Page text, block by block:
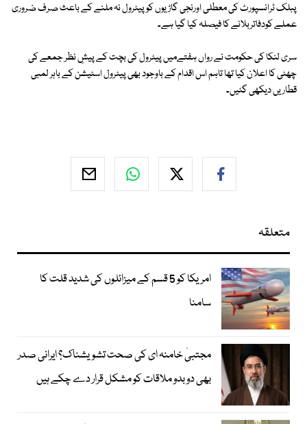
پبلک ٹرانسپورٹ کی معطلی اورنجی گاڑیوں کوپیٹرول نہ ملنے کے باعث صرف ضروری
عملے کودفاتربلانے کا فیصلہ کیا گیا ہے۔
سری لنکا کی حکومت نے رواں ہفتےمیں پیٹرول کی بچت کے پیشِ نظر جمعے کی
چھٹی کا اعلان کیا تھا تاہم اس اقدام کے باوجود بھی پیٹرول اسٹیشن کے باہر لمبی
قطاریں دیکھی گئیں۔
متعلقہ
امریکا کو 5 قسم کے میزائلوں کی شدید قلت کا
سامنا
مجتبیٰ خامنہ ای کی صحت تشویشناک؟ ایرانی صدر
بھی دوبدو ملاقات کو مشکل قرار دے چکے ہیں